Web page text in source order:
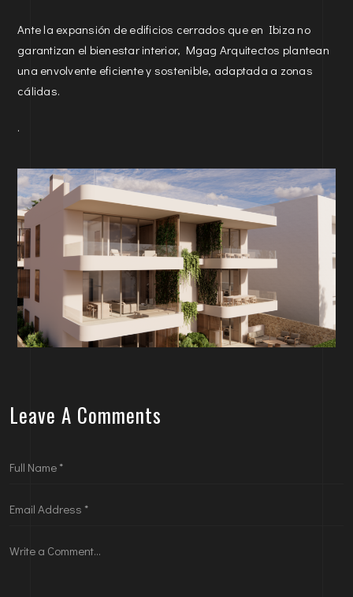
Ante la expansión de edificios cerrados que en Ibiza no
garantizan el bienestar interior, Mgag Arquitectos plantean
una envolvente eficiente y sostenible, adaptada a zonas
cálidas.
.
Leave A Comments